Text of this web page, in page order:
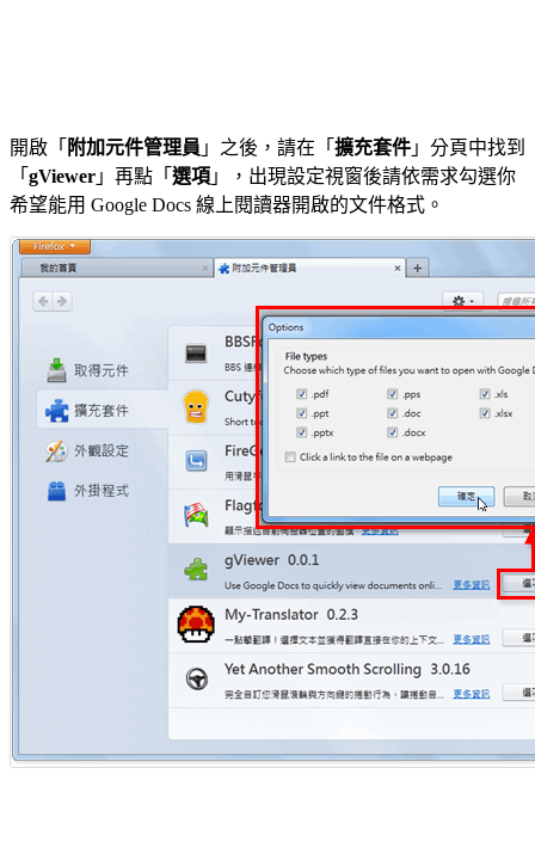
開啟「 附加元件管理員 」之後，請在「 擴充套件 」分頁中找到
「 gViewer 」再點「 選項 」，出現設定視窗後請依需求勾選你
希望能用 Google Docs 線上閱讀器開啟的文件格式。